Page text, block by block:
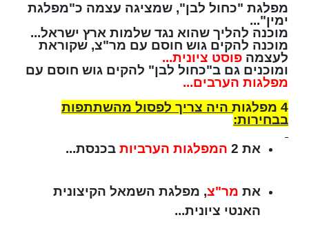
מפלגת "כחול לבן", שמציגה עצמה כ"מפלגת
ימין"...
מוכנה להליך שהוא נגד שלמות ארץ ישראל...
מוכנה להקים גוש חוסם עם מר"צ, שקוראת
לעצמה פוסט ציונית...
ומוכנים גם ב"כחול לבן" להקים גוש חוסם עם
מפלגות הערבים...
4 מפלגות היה צריך לפסול מהשתתפות
בבחירות:
את 2
המפלגות הערביות בכנסת...
את מר"צ, מפלגת השמאל הקיצונית
האנטי ציונית...